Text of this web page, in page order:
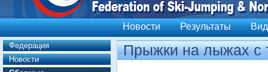
Новости Результаты
Федерация
Новости
Прыжки на лыжах с